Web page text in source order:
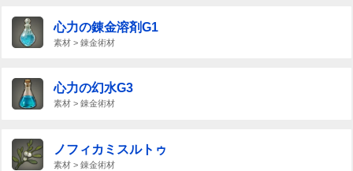
心力の錬金溶剤G1
素材 > 錬金術材
心力の幻水G3
素材 > 錬金術材
ノフィカミスルトゥ
素材 > 錬金術材